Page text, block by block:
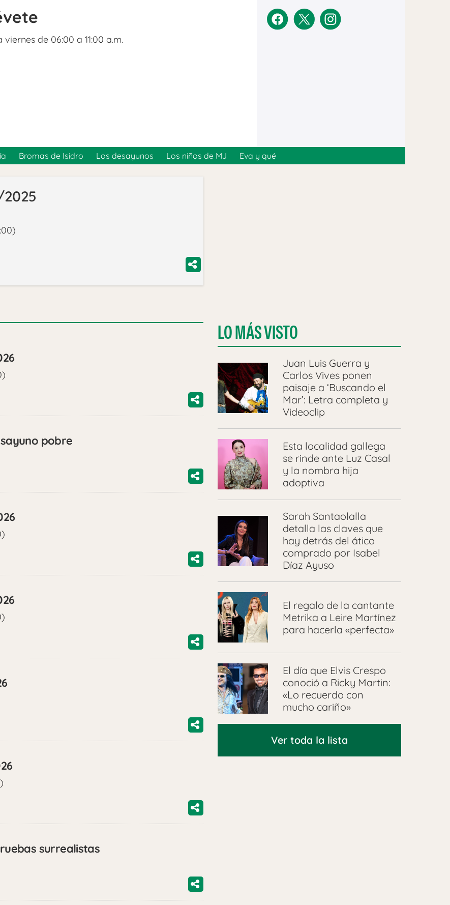
viernes de 06:00 a 11:00 a.m.
Bromas de Isidro Los desayunos Los niños de MJ Eva y qué
pobre
surrealistas
LO MÁS VISTO
Juan Luis Guerra y
Carlos Vives ponen
paisaje a ‘Buscando el
Mar’: Letra completa y
Videoclip
Esta localidad gallega
se rinde ante Luz Casal
y la nombra hija
adoptiva
Sarah Santaolalla
detalla las claves que
hay detrás del ático
comprado por Isabel
Díaz Ayuso
El regalo de la cantante
Metrika a Leire Martínez
para hacerla «perfecta»
El día que Elvis Crespo
conoció a Ricky Martin:
«Lo recuerdo con
mucho cariño»
Ver toda la lista